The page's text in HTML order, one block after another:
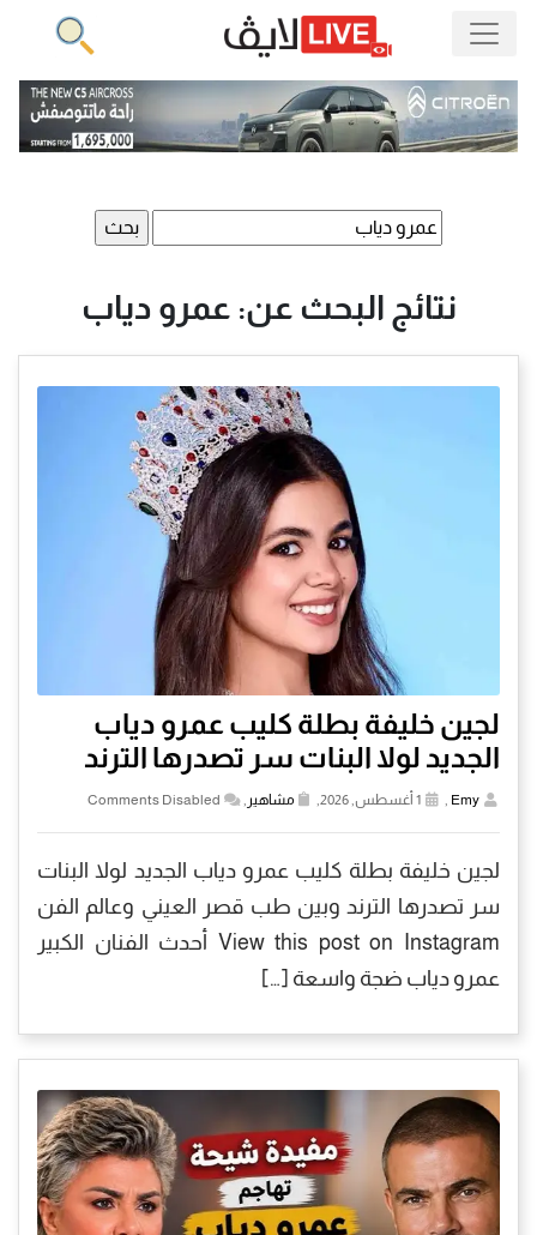
البحث
عن:
نتائج البحث عن: عمرو دياب
لجين خليفة بطلة كليب عمرو دياب
الجديد لولا البنات سر تصدرها الترند
Emy مشاهير Comments Disabled
لجين خليفة بطلة كليب عمرو دياب الجديد لولا البنات
سر تصدرها الترند وبين طب قصر العيني وعالم الفن
View this post on Instagram أحدث الفنان الكبير
عمرو دياب ضجة واسعة […]